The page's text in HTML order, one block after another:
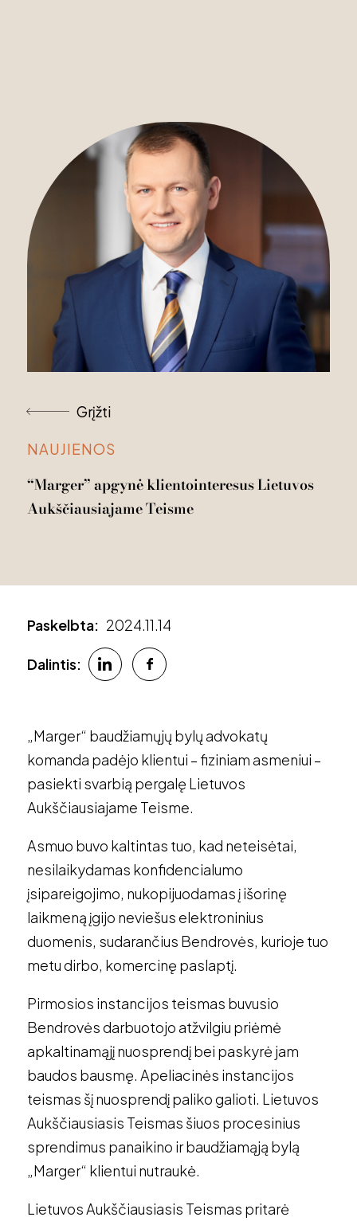
Grįžti
NAUJIENOS
“Marger”apgynėklientointeresusLietuvos
AukščiausiajameTeisme
Paskelbta: 2024.11.14
Dalintis:
„Marger“ baudžiamųjų bylų advokatų
komanda padėjo klientui – fiziniam asmeniui –
pasiekti svarbią pergalę Lietuvos
Aukščiausiajame Teisme.
Asmuo buvo kaltintas tuo, kad neteisėtai,
nesilaikydamas konfidencialumo
įsipareigojimo, nukopijuodamas į išorinę
laikmeną įgijo neviešus elektroninius
duomenis, sudarančius Bendrovės, kurioje tuo
metu dirbo, komercinę paslaptį.
Pirmosios instancijos teismas buvusio
Bendrovės darbuotojo atžvilgiu priėmė
apkaltinamąjį nuosprendį bei paskyrė jam
baudos bausmę. Apeliacinės instancijos
teismas šį nuosprendį paliko galioti. Lietuvos
Aukščiausiasis Teismas šiuos procesinius
sprendimus panaikino ir baudžiamąją bylą
„Marger“ klientui nutraukė.
Lietuvos Aukščiausiasis Teismas pritarė